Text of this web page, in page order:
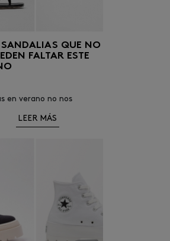
QUE NO
FALTAR ESTE
en verano no nos
Con la llegada de la
LEER MÁS